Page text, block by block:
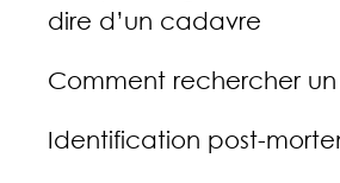
dire d’un cadavre
Comment rechercher
Identification post-